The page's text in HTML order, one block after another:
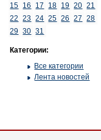
15 16 17 18 19 20 21
22
23 24 25 26 27
28
29 30 31
Категории:
Все категории
Лента новостей